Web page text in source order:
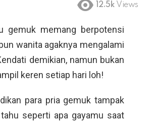
12.5k Views
gemuk memang berpotensi
wanita agaknya mengalami
demikian, namun bukan
keren setiap hari loh!
para pria gemuk tampak
seperti apa gayamu saat